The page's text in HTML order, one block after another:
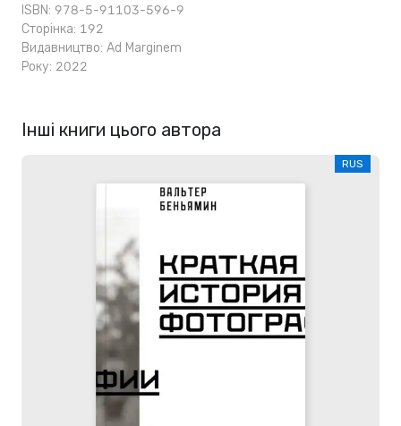
ISBN: 978-5-91103-596-9
Сторінка: 192
Видавництво: Ad Marginem
Року: 2022
Інші книги цього автора
RUS